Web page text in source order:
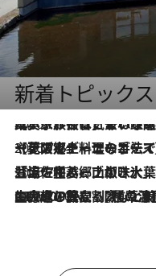
新着トピック
2026.7.31
【ホテル帰省】という選択肢をOMOが提案。家族とほどよい距離を保つ
2026.7.24
【夏限定ディナーコース】旬を迎える稚鮎や花ズッキーニなどをイタリア・トスカー
2026.7.17
「土佐和ハーブかき氷」がOMO7高知に登場！生姜、山椒、大葉など目にも舌にも涼を呼ぶ郷土の味
2026.7.10
NEW OPEN！【界 草津】名湯の地に誕生。趣の異なる2種の温泉と上州ならではの会席・蕎麦割烹など美食を味わう究極の癒やし旅